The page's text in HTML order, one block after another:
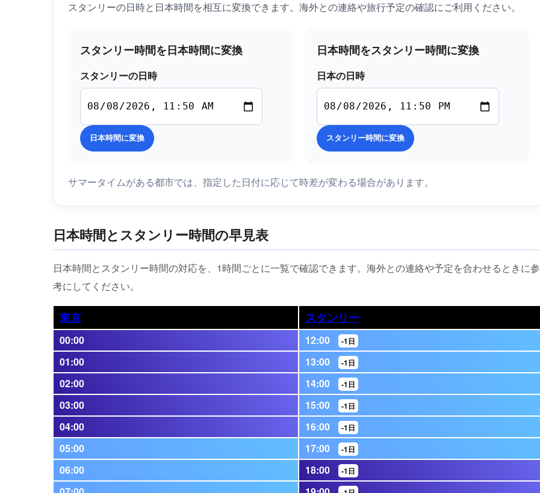
スタンリーの日時と日本時間を相互に変換できます。海外との連絡や旅行予定の確認にご利用ください。
スタンリー時間を日本時間に変換
スタンリーの日時
日本時間に変換
日本時間をスタンリー時間に変換
日本の日時
スタンリー時間に変換
サマータイムがある都市では、指定した日付に応じて時差が変わる場合があります。
日本時間とスタンリー時間の早見表
日本時間とスタンリー時間の対応を、1時間ごとに一覧で確認できます。海外との連絡や予定を合わせるときに参
考にしてください。
東京 スタンリー
00:00 12:00 -1日
01:00 13:00 -1日
02:00 14:00 -1日
03:00 15:00 -1日
04:00 16:00 -1日
05:00 17:00 -1日
06:00 18:00 -1日